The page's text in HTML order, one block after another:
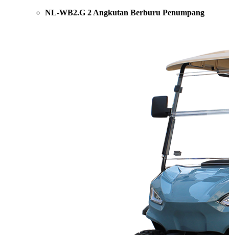
NL-WB2.G 2 Angkutan Berburu Penumpang